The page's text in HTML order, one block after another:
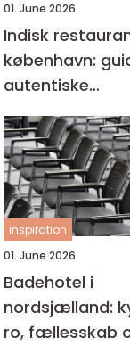
01. June 2026
Indisk
københavn:
autentiske
inspiration
01. June 2026
Badehotel i
nordsjælland:
ro, fællesskab